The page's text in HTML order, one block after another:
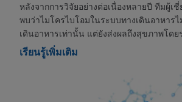
หลังจากการวิจัยอย่างต่อเนื่องหลายปี ทีมผู้
พบว่าไมโครไบโอมในระบบทางเดินอาหาร
เดินอาหารเท่านั้น แต่ยังส่งผลถึงสุขภาพโดย
เรียนรู้เพิ่มเติม